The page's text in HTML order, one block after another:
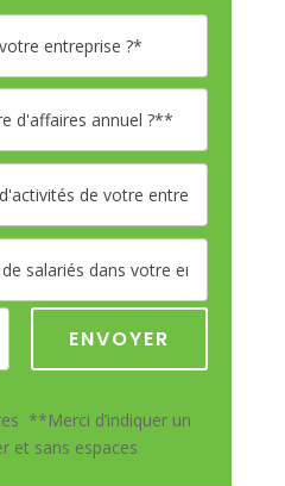
ENVOYER
**Merci d’indiquer un
et sans espaces